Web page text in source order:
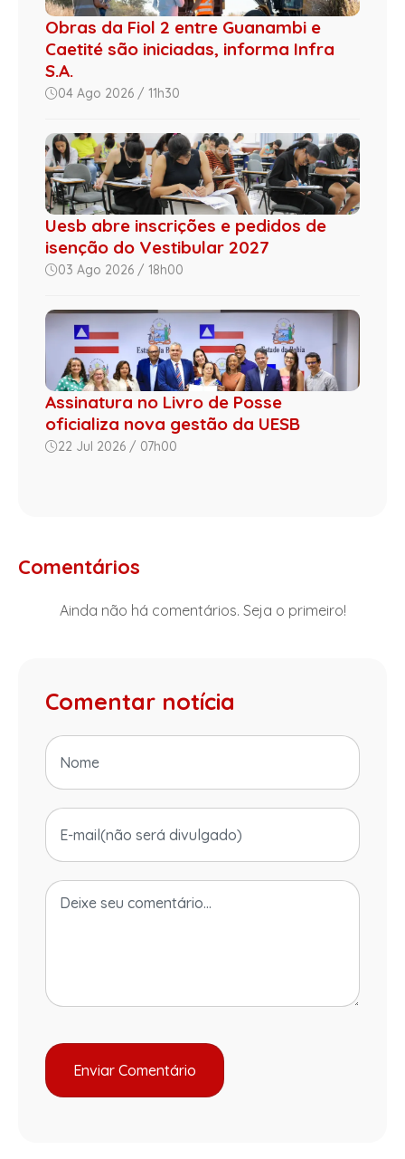
Obras da Fiol 2 entre Guanambi e
Caetité são iniciadas, informa Infra
S.A.
04 Ago 2026 / 11h30
Uesb abre inscrições e pedidos de
isenção do Vestibular 2027
03 Ago 2026 / 18h00
Assinatura no Livro de Posse
oficializa nova gestão da UESB
22 Jul 2026 / 07h00
Comentários
Ainda não há comentários. Seja o primeiro!
Comentar notícia